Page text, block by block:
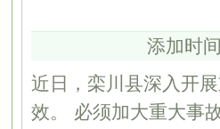
添加时
近日，栾川县深入开
效。 必须加大重大事